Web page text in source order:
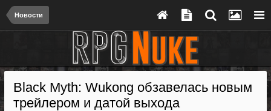
Новости
Black Myth: Wukong обзавелась новым
трейлером и датой выхода